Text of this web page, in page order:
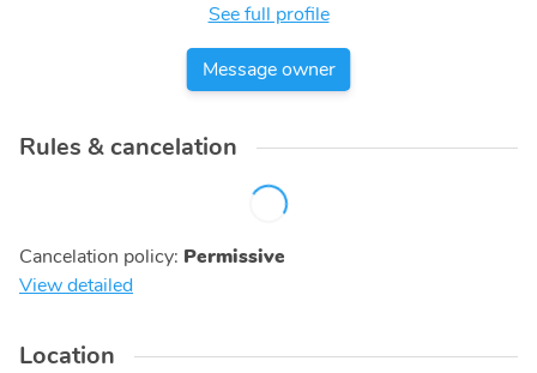
See full profile
Message owner
Rules & cancelation
Cancelation policy: Permissive
View detailed
Location